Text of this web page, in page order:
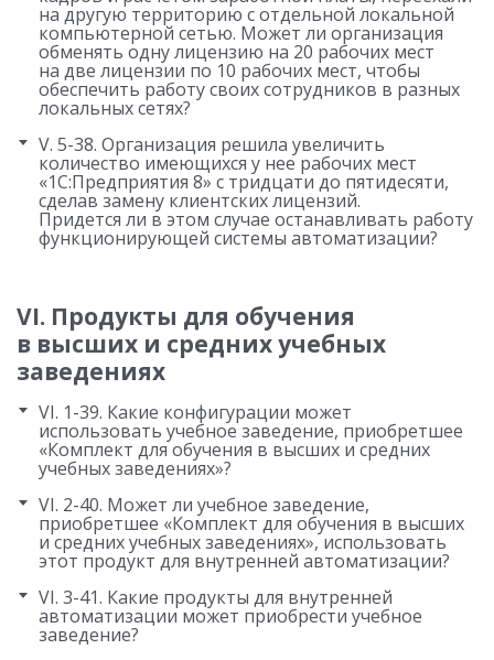
на другую территорию с отдельной локальной
компьютерной сетью. Может ли организация
обменять одну лицензию на 20 рабочих мест
на две лицензии по 10 рабочих мест, чтобы
обеспечить работу своих сотрудников в разных
локальных сетях?
V. 5-38. Организация решила увеличить
количество имеющихся у нее рабочих мест
«1С:Предприятия 8» с тридцати до пятидесяти,
сделав замену клиентских лицензий.
Придется ли в этом случае останавливать работу
функционирующей системы автоматизации?
VI. Продукты для обучения
в высших и средних учебных
заведениях
VI. 1-39. Какие конфигурации может
использовать учебное заведение, приобретшее
«Комплект для обучения в высших и средних
учебных заведениях»?
VI. 2-40. Может ли учебное заведение,
приобретшее «Комплект для обучения в высших
и средних учебных заведениях», использовать
этот продукт для внутренней автоматизации?
VI. 3-41. Какие продукты для внутренней
автоматизации может приобрести учебное
заведение?